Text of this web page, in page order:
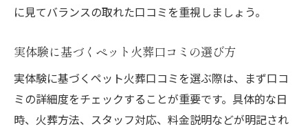
に見てバランスの取れた口コミを重視しましょう。
実体験に基づくペット火葬口コミの選び方
実体験に基づくペット火葬口コミを選ぶ際は、まず口コ
ミの詳細度をチェックすることが重要です。具体的な日
時、火葬方法、スタッフ対応、料金説明などが明記され